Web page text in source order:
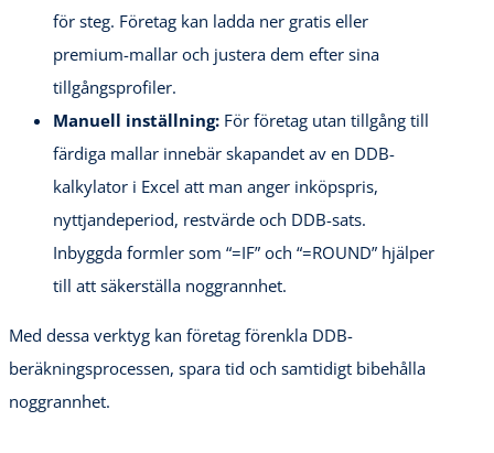
för steg. Företag kan ladda ner gratis eller
premium-mallar och justera dem efter sina
tillgångsprofiler.
Manuell inställning: För företag utan tillgång till
färdiga mallar innebär skapandet av en DDB-
kalkylator i Excel att man anger inköpspris,
nyttjandeperiod, restvärde och DDB-sats.
Inbyggda formler som “=IF” och “=ROUND” hjälper
till att säkerställa noggrannhet.
Med dessa verktyg kan företag förenkla DDB-
beräkningsprocessen, spara tid och samtidigt bibehålla
noggrannhet.